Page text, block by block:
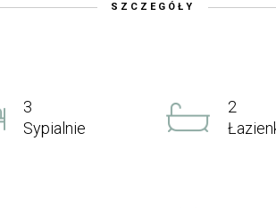
SZCZEGÓŁY
3
Sypialnie
2